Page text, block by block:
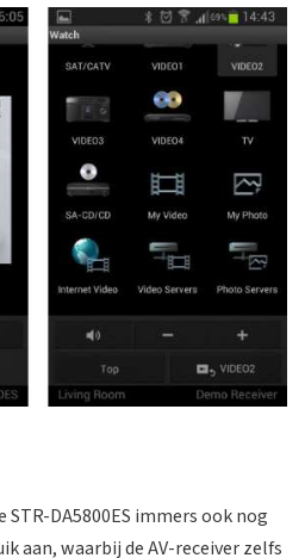
STR-DA5800ES immers ook nog
aan, waarbij de AV-receiver zelfs